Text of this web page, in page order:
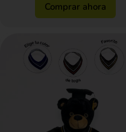
Comprar ahora